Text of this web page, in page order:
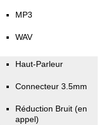
MP3
WAV
Haut-Parleur
Connecteur 3.5mm
Réduction Bruit (en
appel)